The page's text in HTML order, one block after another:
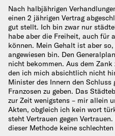
Nach halbjährigen
einen 2 jährigen Vertrag
gut stellt. Ich bin zwar nur
habe aber die Freiheit, auch für
können. Mein Gehalt ist aber
angewiesen bin. Den
nicht bekommen. Aus dem
den ich mich absichtlich nicht
Minister des Innern den Schluss
Franzosen zu geben. Das
zur Zeit wenigstens – mir allein
Akten, obgleich ich kein wort
steht Vertrauen gegen
dieser Methode keine